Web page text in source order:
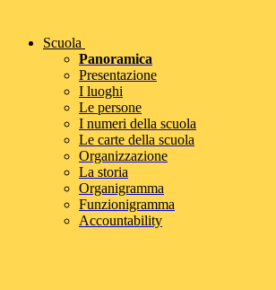
Scuola
Panoramica
Presentazione
I luoghi
Le persone
I numeri della scuola
Le carte della scuola
Organizzazione
La storia
Organigramma
Funzionigramma
Accountability